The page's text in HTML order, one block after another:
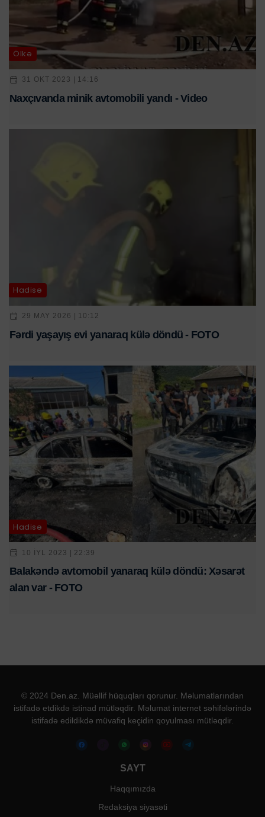
Ölkə
31 OKT 2023 | 14:16
Naxçıvanda minik avtomobili yandı - Video
Hadisə
29 MAY 2026 | 10:12
Fərdi yaşayış evi yanaraq külə döndü - FOTO
Hadisə
10 IYL 2023 | 22:39
Balakəndə avtomobil yanaraq külə döndü: Xəsarət
alan var - FOTO
© 2024 Den.az. Müəllif hüquqları qorunur. Məlumatlarından
istifadə etdikdə istinad mütləqdir. Məlumat internet səhifələrində
istifadə edildikdə müvafiq keçidin qoyulması mütləqdir.
SAYT
Haqqımızda
Redaksiya siyasəti